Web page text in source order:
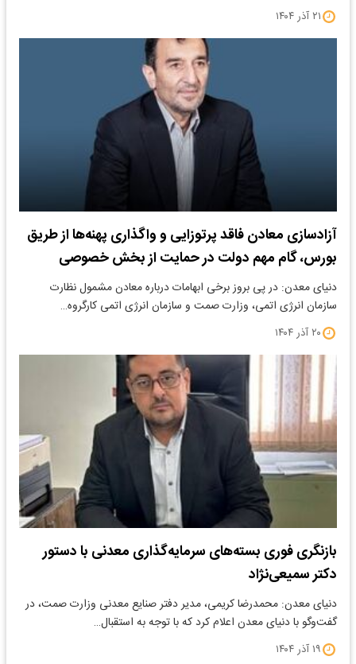
۲۱ آذر ۱۴۰۴
آزادسازی معادن فاقد پرتوزایی و واگذاری پهنه‌ها از طریق
بورس، گام مهم دولت در حمایت از بخش خصوصی
دنیای معدن: در پی بروز برخی ابهامات درباره معادن مشمول نظارت
سازمان انرژی اتمی، وزارت صمت و سازمان انرژی اتمی کارگروه…
۲۰ آذر ۱۴۰۴
بازنگری فوری بسته‌های سرمایه‌گذاری معدنی با دستور
دکتر سمیعی‌نژاد
دنیای معدن: محمدرضا کریمی، مدیر دفتر صنایع معدنی وزارت صمت، در
گفت‌وگو با دنیای معدن اعلام کرد که با توجه به استقبال…
۱۹ آذر ۱۴۰۴